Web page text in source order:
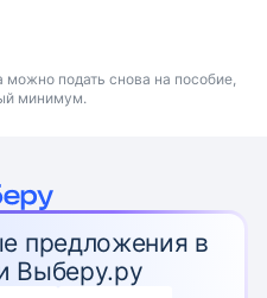
можно подать снова на пособие,
минимум.
предложения в
Выберу.ру